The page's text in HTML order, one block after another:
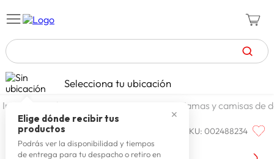
TÉRMINOS MÁS BUSCADOS
1. zapatillas mujer
2. celulares
3. zapatillas hombre
Selecciona tu ubicación
✕
Elige dónde recibir tus
productos
Podrás ver la disponibilidad y tiempos
de entrega para tu despacho o retiro en
moda y accesorios pijamas y camisas de
CAFFARENA SKU:002488234
Caffarena Pijama 31005